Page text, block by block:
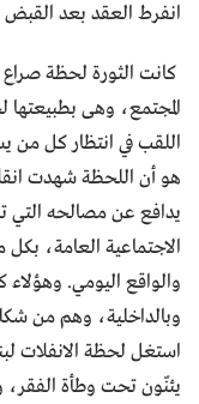
انفرط العقد بعد القبض
كانت الثورة لحظة
المجتمع، وهى
اللقب في انتظار كل من
هو أن اللحظة شهدت
يدافع عن مصالحه التي
الاجتماعية العامة،
والواقع اليومي. وهؤلاء
وبالداخلية، وهم من
استغل لحظة الانفلات
يئنّون تحت وطأة الفقر،